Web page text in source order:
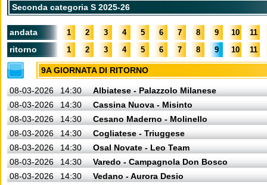
Seconda categoria S 2025-26
andata 1 2 3 4 5 6 7 8 9 10 11
ritorno 1 2 3 4 5 6 7 8 9 10 11
9A GIORNATA DI RITORNO
08-03-2026 14:30
Albiatese - Palazzolo Milanese
08-03-2026
14:30
Cassina Nuova - Misinto
08-03-2026
14:30
Cesano Maderno - Molinello
08-03-2026
14:30
Cogliatese - Triuggese
08-03-2026
14:30
Osal Novate - Leo Team
08-03-2026
14:30
Varedo - Campagnola Don Bosco
08-03-2026
14:30
Vedano - Aurora Desio